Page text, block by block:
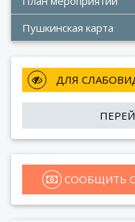
Пушкинская карта
ДЛЯ
СООБЩИТЬ